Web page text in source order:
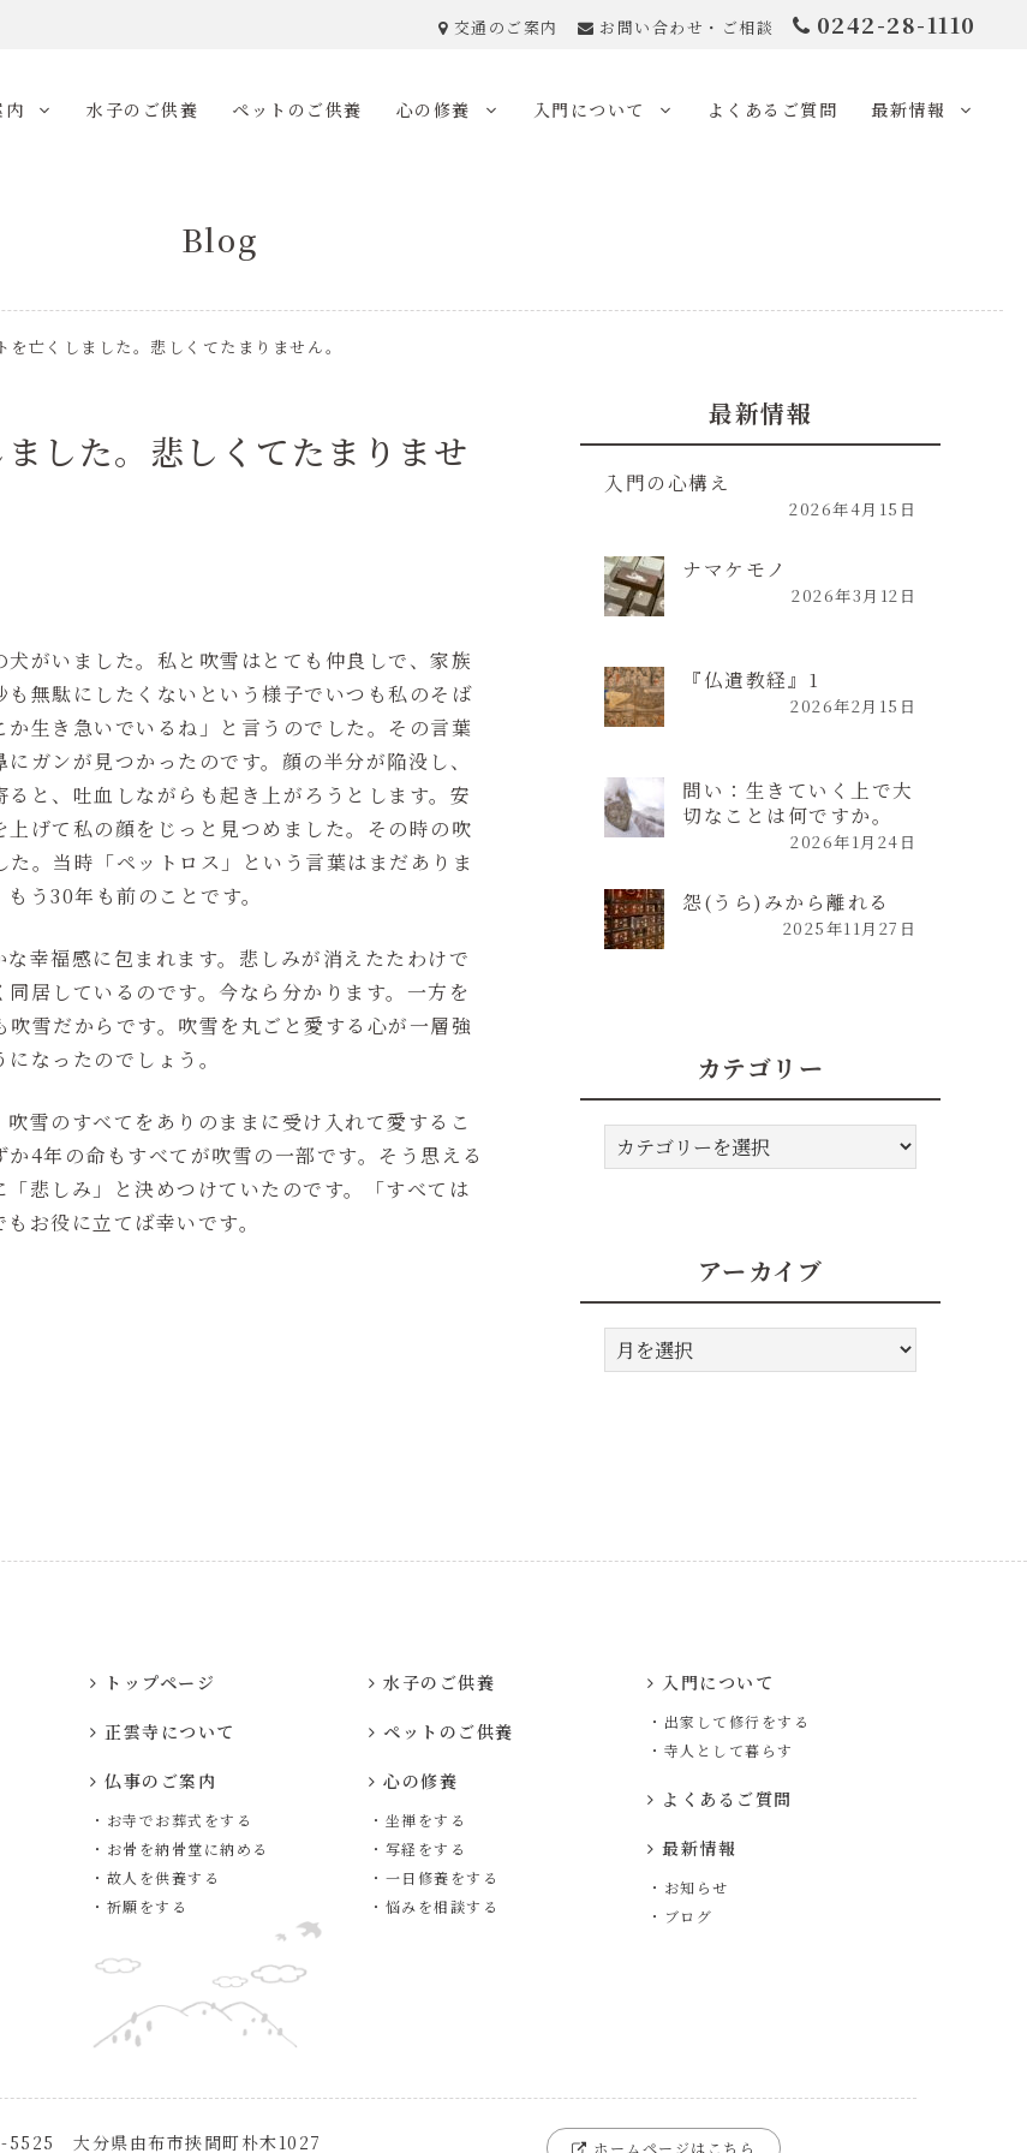
交通のご案内 お問い合わせ・ご相談 0242-28-1110
内 水子のご供養 ペットのご供養 心の修養 入門について よくあるご質問 最新情報
Blog
を亡くしました。悲しくてたまりません。
した。悲しくてたまりませ
がいました。私と吹雪はとても仲良しで、家族
無駄にしたくないという様子でいつも私のそば
生き急いでいるね」と言うのでした。その言葉
ガンが見つかったのです。顔の半分が陥没し、
と、吐血しながらも起き上がろうとします。安
げて私の顔をじっと見つめました。その時の吹
。当時「ペットロス」という言葉はまだありま
う30年も前のことです。
幸福感に包まれます。悲しみが消えたたわけで
居しているのです。今なら分かります。一方を
雪だからです。吹雪を丸ごと愛する心が一層強
なったのでしょう。
雪のすべてをありのままに受け入れて愛するこ
4年の命もすべてが吹雪の一部です。そう思える
悲しみ」と決めつけていたのです。「すべては
お役に立てば幸いです。
最新情報
入門の心構え
2026年4月15日
ナマケモノ
2026年3月12日
『仏遺教経』1
2026年2月15日
問い：生きていく上で大
切なことは何ですか。
2026年1月24日
怨(うら)みから離れる
2025年11月27日
カテゴリー
カ
テ
アーカイブ
ア
ー
トップページ
正雲寺について
仏事のご案内
・お寺でお葬式をする
・お骨を納骨堂に納める
・故人を供養する
・祈願をする
水子のご供養
ペットのご供養
心の修養
・坐禅をする
・写経をする
・一日修養をする
・悩みを相談する
入門について
・出家して修行をする
・寺人として暮らす
よくあるご質問
最新情報
・お知らせ
・ブログ
5525 大分県由布市挾間町朴木1027 ホームページはこちら